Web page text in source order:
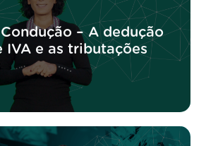
– A dedução
IVA e as tributações